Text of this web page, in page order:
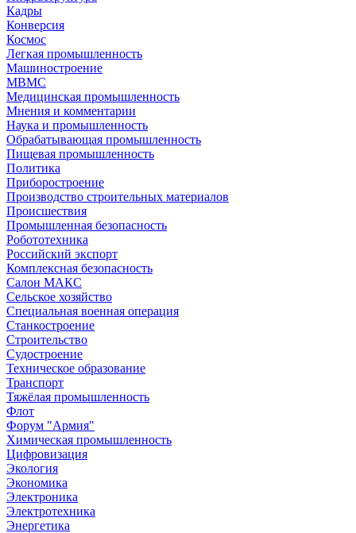
Кадры
Конверсия
Космос
Легкая промышленность
Машиностроение
МВМС
Медицинская промышленность
Мнения и комментарии
Наука и промышленность
Обрабатывающая промышленность
Пищевая промышленность
Политика
Приборостроение
Производство строительных материалов
Происшествия
Промышленная безопасность
Робототехника
Российский экспорт
Комплексная безопасность
Салон МАКС
Сельское хозяйство
Специальная военная операция
Станкостроение
Строительство
Судостроение
Техническое образование
Транспорт
Тяжёлая промышленность
Флот
Форум "Армия"
Химическая промышленность
Цифровизация
Экология
Экономика
Электроника
Электротехника
Энергетика